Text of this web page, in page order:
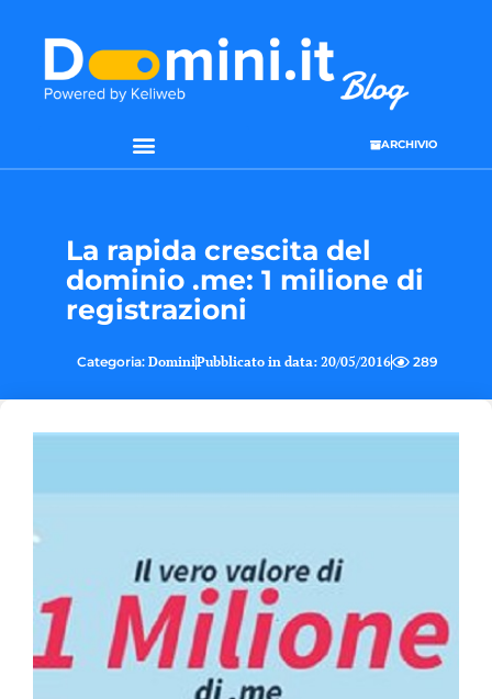
ARCHIVIO
La rapida crescita del
dominio .me: 1 milione di
registrazioni
Categoria: DominiPubblicato in data: 20/05/2016 289